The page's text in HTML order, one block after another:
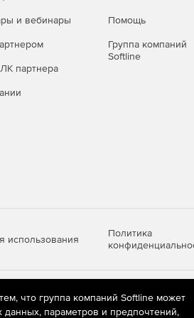
и вебинары
партнера
Помощь
Группа компаний
Softline
использования
Политика
(информационные технологии
находящихся на
что группа компаний Softline может
параметров и предпочтений,